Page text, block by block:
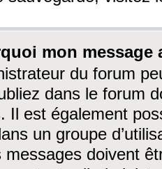
mon message
du forum
dans le forum
Il est également
un groupe
messages doivent